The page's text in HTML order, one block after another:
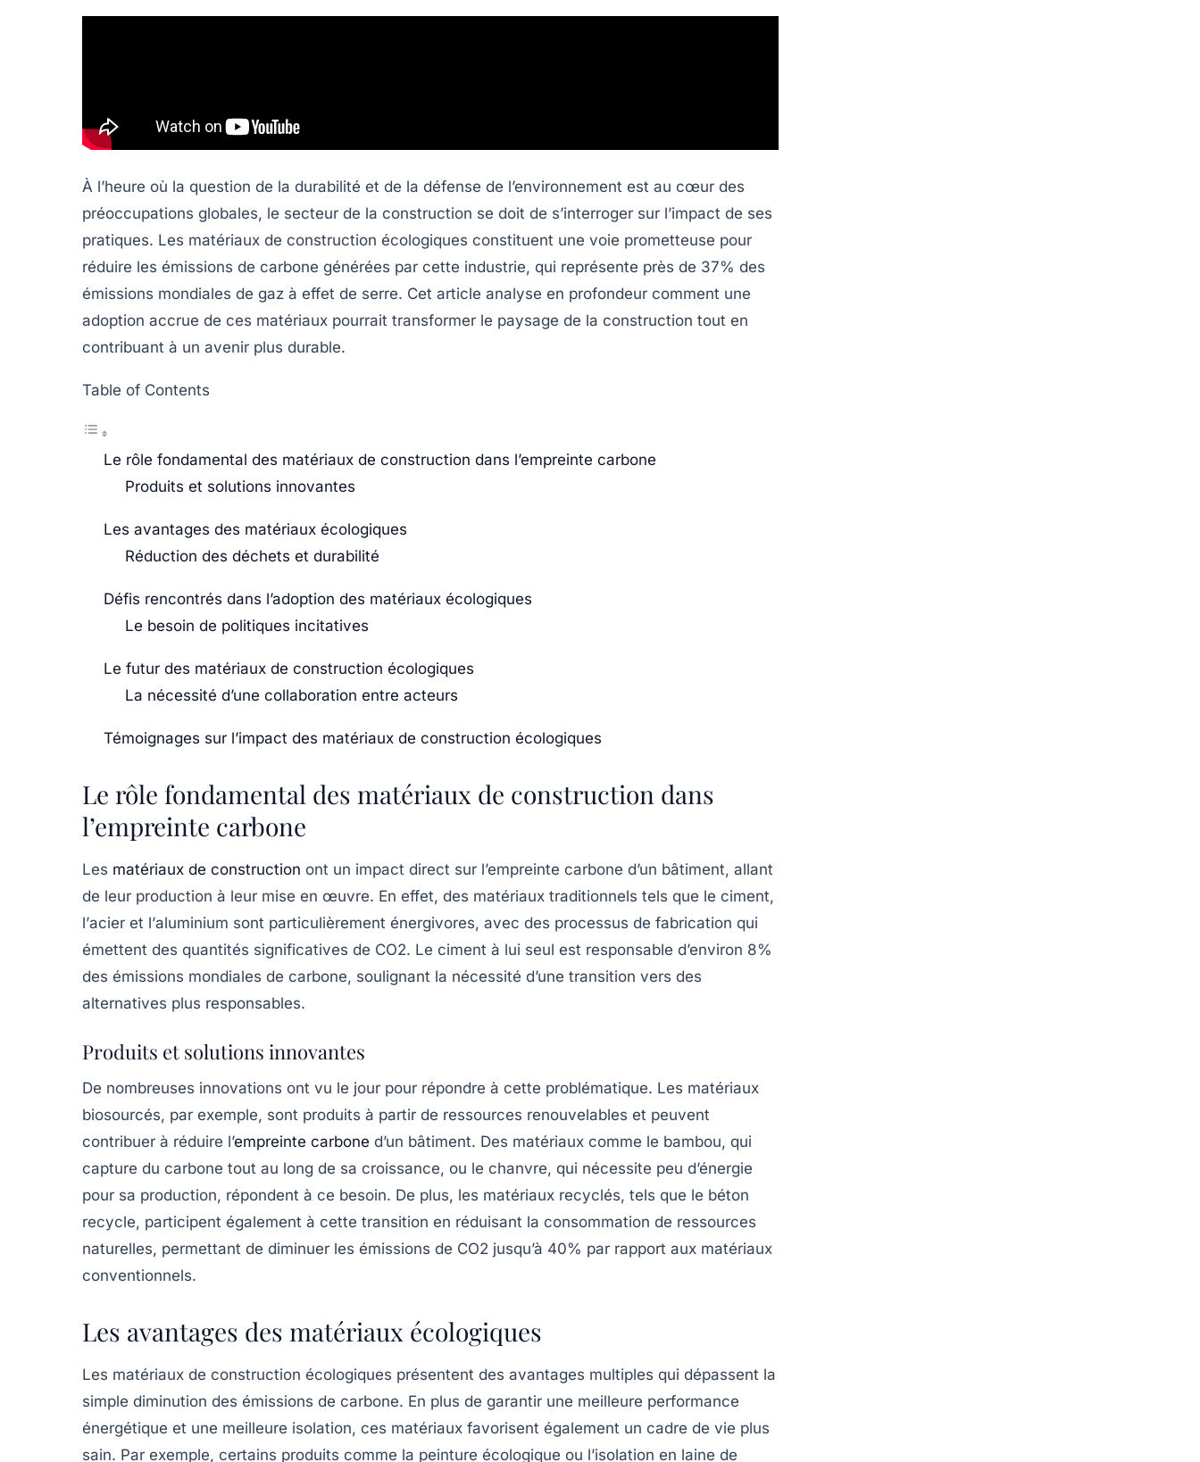
À l’heure où la question de la durabilité et de la défense de l’environnement est au cœur des
préoccupations globales, le secteur de la construction se doit de s’interroger sur l’impact de ses
pratiques. Les matériaux de construction écologiques constituent une voie prometteuse pour
réduire les émissions de carbone générées par cette industrie, qui représente près de 37% des
émissions mondiales de gaz à effet de serre. Cet article analyse en profondeur comment une
adoption accrue de ces matériaux pourrait transformer le paysage de la construction tout en
contribuant à un avenir plus durable.
Table of Contents
Le rôle fondamental des matériaux de construction dans l’empreinte carbone
Produits et solutions innovantes
Les avantages des matériaux écologiques
Réduction des déchets et durabilité
Défis rencontrés dans l’adoption des matériaux écologiques
Le besoin de politiques incitatives
Le futur des matériaux de construction écologiques
La nécessité d’une collaboration entre acteurs
Témoignages sur l’impact des matériaux de construction écologiques
Le rôle fondamental des matériaux de construction dans
l’empreinte carbone
Les matériaux de construction ont un impact direct sur l’empreinte carbone d’un bâtiment, allant
de leur production à leur mise en œuvre. En effet, des matériaux traditionnels tels que le ciment,
l’acier et l’aluminium sont particulièrement énergivores, avec des processus de fabrication qui
émettent des quantités significatives de CO2. Le ciment à lui seul est responsable d’environ 8%
des émissions mondiales de carbone, soulignant la nécessité d’une transition vers des
alternatives plus responsables.
Produits et solutions innovantes
De nombreuses innovations ont vu le jour pour répondre à cette problématique. Les matériaux
biosourcés, par exemple, sont produits à partir de ressources renouvelables et peuvent
contribuer à réduire l’empreinte carbone d’un bâtiment. Des matériaux comme le bambou, qui
capture du carbone tout au long de sa croissance, ou le chanvre, qui nécessite peu d’énergie
pour sa production, répondent à ce besoin. De plus, les matériaux recyclés, tels que le béton
recycle, participent également à cette transition en réduisant la consommation de ressources
naturelles, permettant de diminuer les émissions de CO2 jusqu’à 40% par rapport aux matériaux
conventionnels.
Les avantages des matériaux écologiques
Les matériaux de construction écologiques présentent des avantages multiples qui dépassent la
simple diminution des émissions de carbone. En plus de garantir une meilleure performance
énergétique et une meilleure isolation, ces matériaux favorisent également un cadre de vie plus
sain. Par exemple, certains produits comme la peinture écologique ou l’isolation en laine de